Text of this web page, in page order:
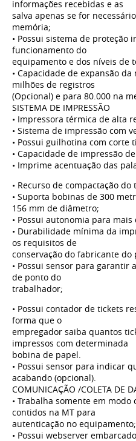
informações recebidas e as
salva apenas se for
memória;
• Possui sistema de proteção
funcionamento do
equipamento e dos níveis de
• Capacidade de expansão
milhões de registros
(Opcional) e para 80.000 na
SISTEMA DE IMPRESSÃO
• Impressora térmica de alta
• Sistema de impressão com
• Possui guilhotina com corte
• Capacidade de impressão
• Imprime acentuação das
• Recurso de compactação do
• Suporta bobinas de 300
156 mm de diâmetro;
• Possui autonomia para
• Durabilidade mínima da
os requisitos de
conservação do fabricante do
• Possui sensor para garantir
de ponto do
trabalhador;
• Possui contador de tickets
forma que o
empregador saiba quantos
impressos com determinada
bobina de papel.
• Possui sensor para indicar
acabando (opcional).
COMUNICAÇÃO /COLETA DE
• Trabalha somente em
contidos na MT para
autenticação no equipamento;
• Possui webserver